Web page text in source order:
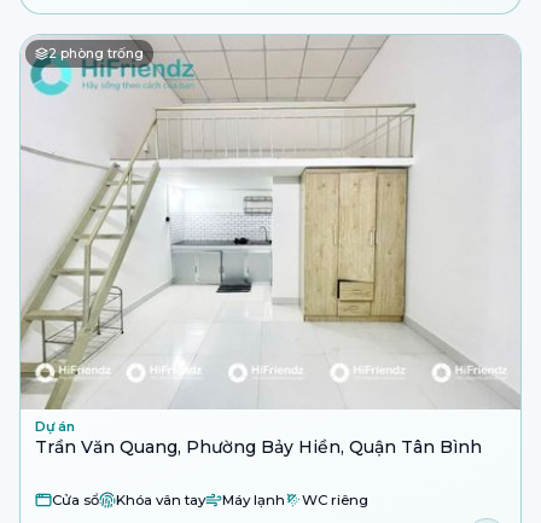
2phòng trống
Dự án
Trần Văn Quang, Phường Bảy Hiền, Quận Tân Bình
Cửa sổ Khóa vân tay Máy lạnh WC riêng